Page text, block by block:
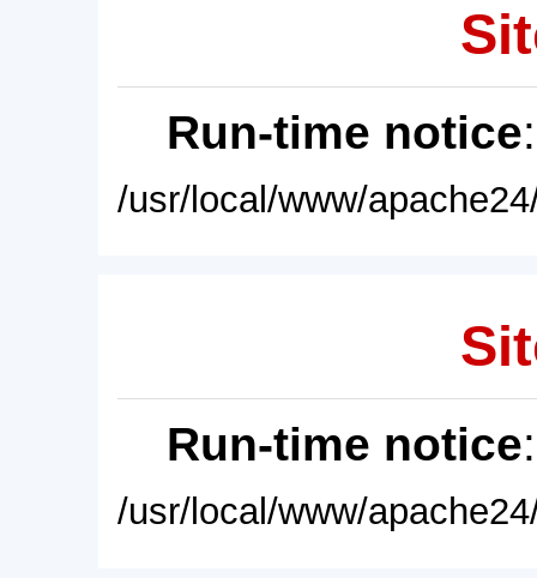
Run-time notice
/usr/local/www/
Run-time notice
/usr/local/www/